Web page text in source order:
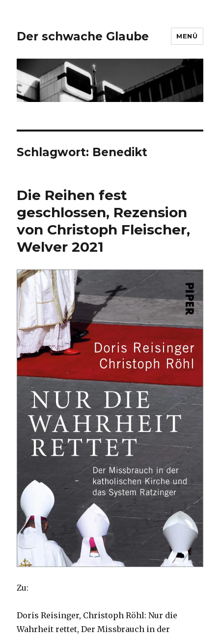
Der schwache Glaube MENÜ
Schlagwort: Benedikt
Die Reihen fest
geschlossen, Rezension
von Christoph Fleischer,
Welver 2021
Zu:
Doris Reisinger, Christoph Röhl: Nur die
Wahrheit rettet, Der Missbrauch in der